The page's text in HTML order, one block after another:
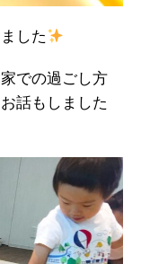
した
での過ごし方
話もしました